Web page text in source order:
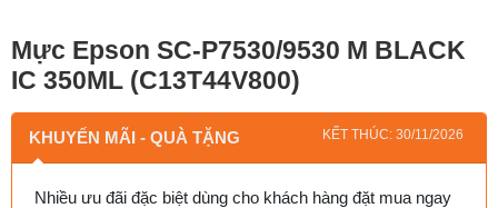
Mực Epson SC-P7530/9530 M BLACK
IC 350ML (C13T44V800)
KHUYẾN MÃI - QUÀ TẶNG KẾT THÚC: 30/11/2026
Nhiều ưu đãi đặc biệt dùng cho khách hàng đặt mua ngay